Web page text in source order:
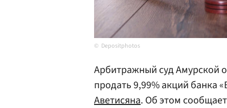
Depositphotos
Арбитражный суд Амурской
продать 9,99% акций банка
Аветисяна. Об этом сообщает